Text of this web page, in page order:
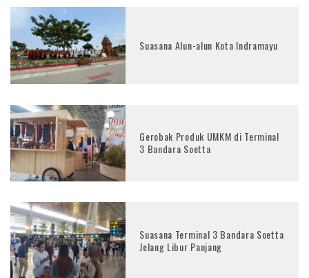
Suasana Alun-alun Kota Indramayu
Gerobak Produk UMKM di Terminal
3 Bandara Soetta
Suasana Terminal 3 Bandara Soetta
Jelang Libur Panjang